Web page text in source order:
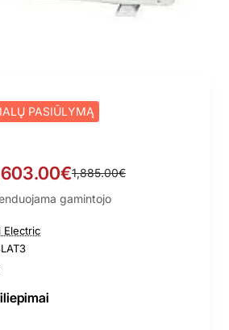
PASIŪLYMĄ
1,885.00€
gamintojo
Electric